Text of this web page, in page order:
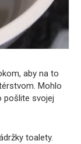
aby na to
Mohlo
pošlite svojej
toalety.